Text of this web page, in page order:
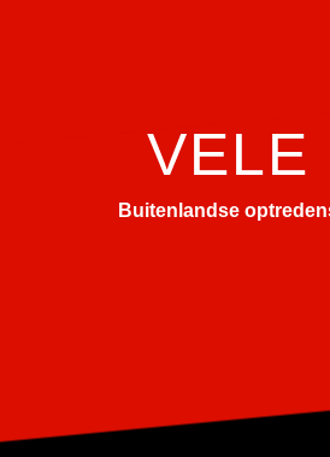
VELE
Buitenlandse